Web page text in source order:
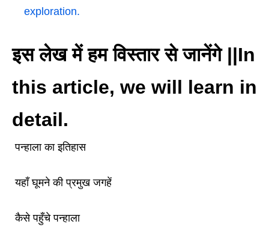
exploration.
इस लेख में हम विस्तार से जानेंगे ||In
this article, we will learn in
detail.
पन्हाला का इतिहास
यहाँ घूमने की प्रमुख जगहें
कैसे पहुँचे पन्हाला